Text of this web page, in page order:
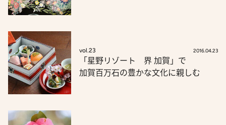
vol.23 2016.04.23
「星野リゾート 界 加賀」で
加賀百万石の豊かな文化に親しむ